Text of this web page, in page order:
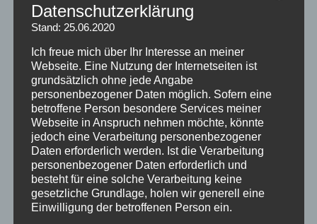
n
g
m
a
l
g
u
t
b
e
z
a
h
k
t
s
c
h
u
l
e
n
?
“
Alte Lehrbücher in
Brennpunktschulen – so sieht
keine Bildungsgerechtigkeit aus
Posted on12. Mai 2020by Melanie
In den Schulen von Sachsen-Anhalt werden Lehrbücher
ausgeliehen oder von den Eltern gekauft. Viele Eltern und
Schüler*innen nutzen den Leihservice, um Geld zu sparen und
einige sicher auch, um Ressourcen zu schonen. Doch das
Leihsystem hat einen Haken.
Continue reading
Datenschutzerklärung
Stand: 25.06.2020
Ich freue mich über Ihr Interesse an meiner
Webseite. Eine Nutzung der Internetseiten ist
grundsätzlich ohne jede Angabe
personenbezogener Daten möglich. Sofern eine
betroffene Person besondere Services meiner
Webseite in Anspruch nehmen möchte, könnte
jedoch eine Verarbeitung personenbezogener
Daten erforderlich werden. Ist die Verarbeitung
personenbezogener Daten erforderlich und
besteht für eine solche Verarbeitung keine
gesetzliche Grundlage, holen wir generell eine
Einwilligung der betroffenen Person ein.